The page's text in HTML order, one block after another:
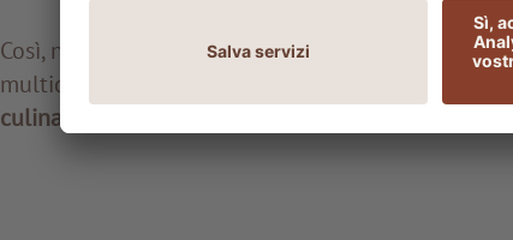
Così, nel cuore del Mediterraneo, si è evoluta nel
multiculturale che ha portato la
ad essere
culinaria mediterranea